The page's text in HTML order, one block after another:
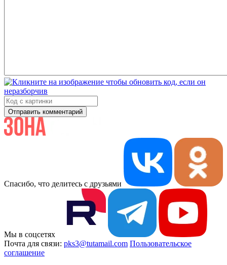
Отправить комментарий
Спасибо, что делитесь с друзьями
Мы в соцсетях
Почта для связи: pks3@tutamail.com Пользовательское
соглашение